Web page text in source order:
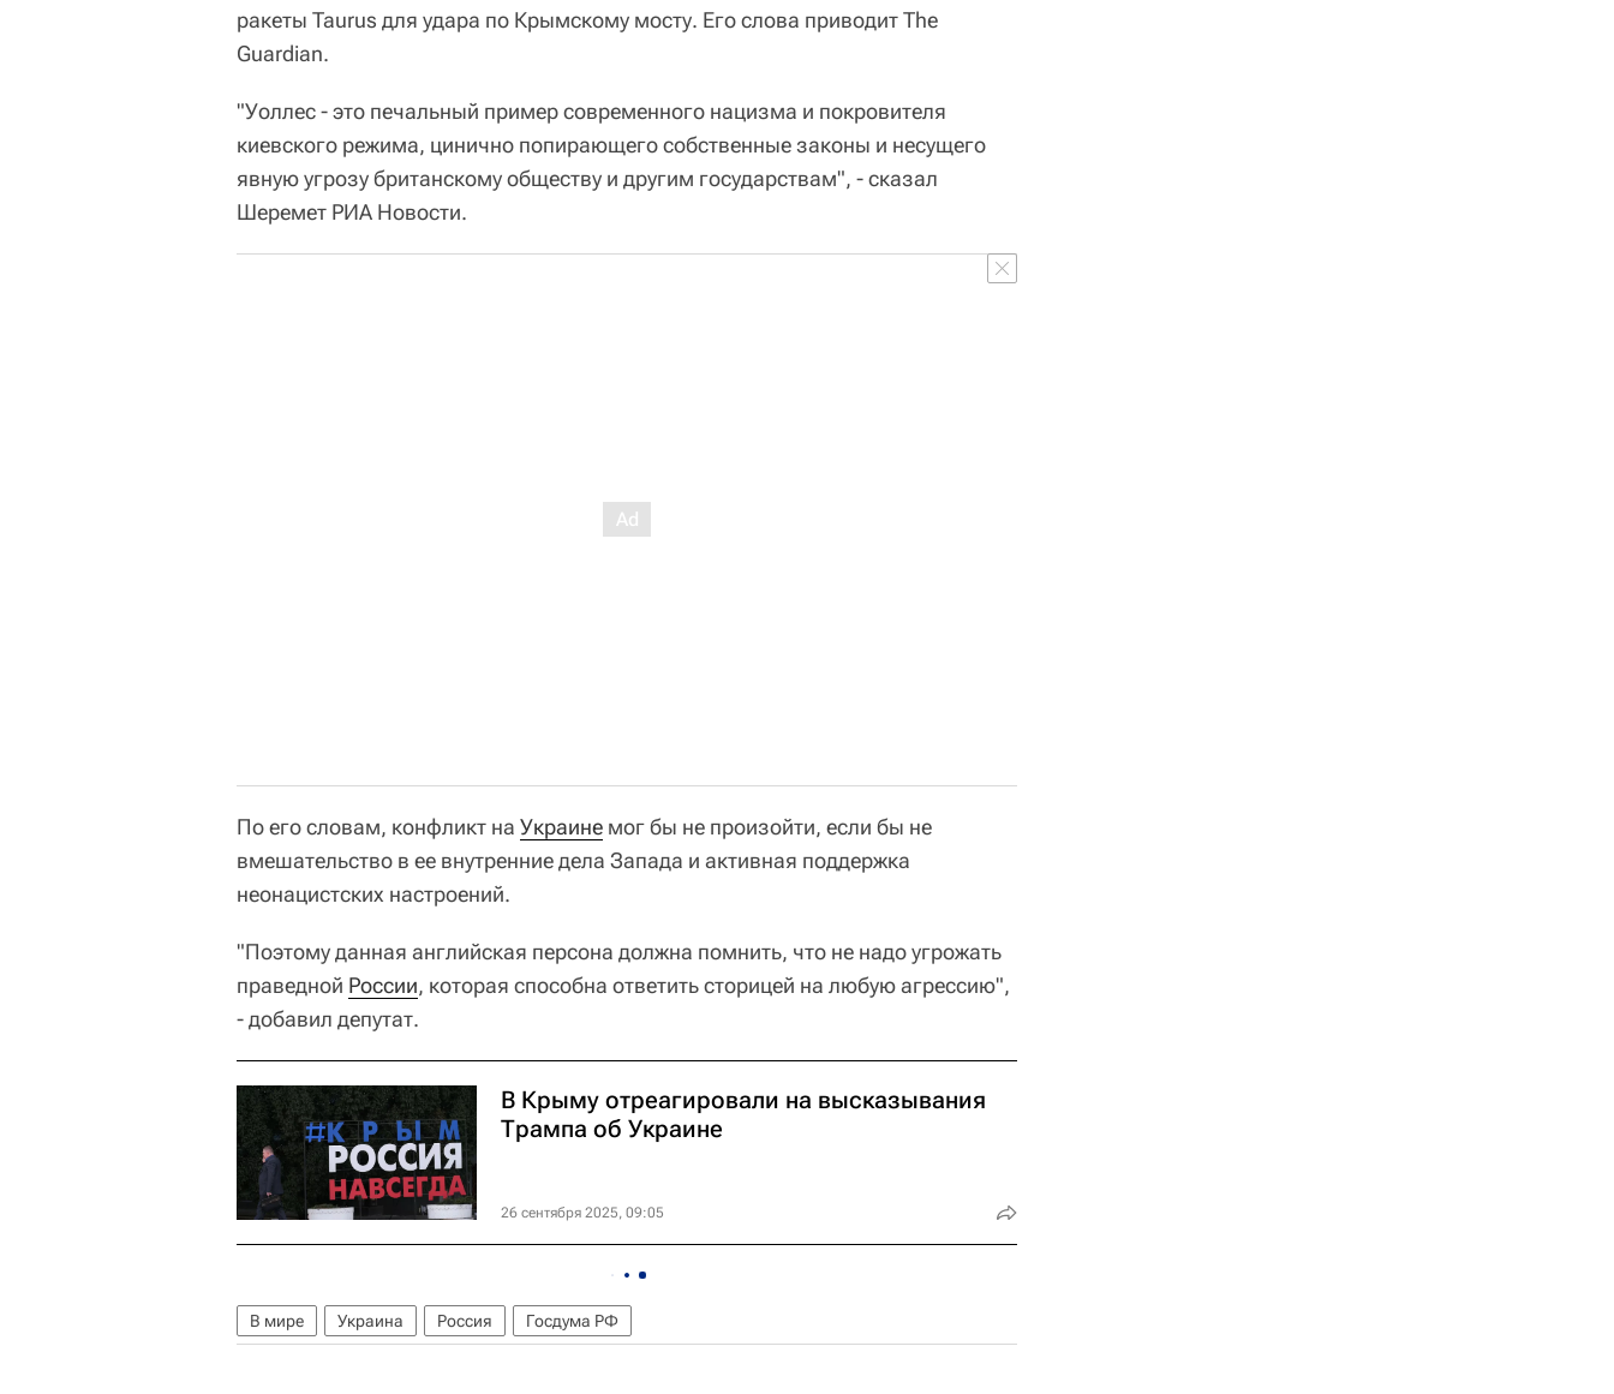
ракеты Taurus для удара по Крымскому мосту. Его слова приводит The
Guardian.
"Уоллес - это печальный пример современного нацизма и покровителя
киевского режима, цинично попирающего собственные законы и несущего
явную угрозу британскому обществу и другим государствам", - сказал
Шеремет РИА Новости.
По его словам, конфликт на Украине мог бы не произойти, если бы не
вмешательство в ее внутренние дела Запада и активная поддержка
неонацистских настроений.
"Поэтому данная английская персона должна помнить, что не надо угрожать
праведной России, которая способна ответить сторицей на любую агрессию",
- добавил депутат.
В Крыму отреагировали на высказывания
Трампа об Украине
26 сентября 2025, 09:05
В мире Украина Россия Госдума РФ